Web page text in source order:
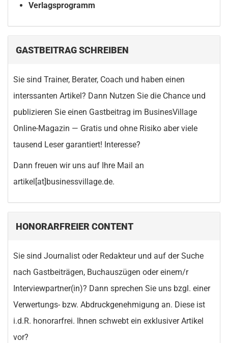
Verlagsprogramm
GASTBEITRAG SCHREIBEN
Sie sind Trainer, Berater, Coach und haben einen
interssanten Artikel? Dann Nutzen Sie die Chance und
publizieren Sie einen Gastbeitrag im BusinesVillage
Online-Magazin — Gratis und ohne Risiko aber viele
tausend Leser garantiert! Interesse?
Dann freuen wir uns auf Ihre Mail an
artikel[at]businessvillage.de.
HONORARFREIER CONTENT
Sie sind Journalist oder Redakteur und auf der Suche
nach Gastbeiträgen, Buchauszügen oder einem/r
Interviewpartner(in)? Dann sprechen Sie uns bzgl. einer
Verwertungs- bzw. Abdruckgenehmigung an. Diese ist
i.d.R. honorarfrei. Ihnen schwebt ein exklusiver Artikel
vor?